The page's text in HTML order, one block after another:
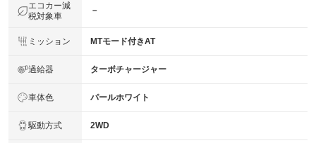
エコカー減
税対象車
－
ミッション MTモード付きAT
過給器 ターボチャージャー
車体色 パールホワイト
駆動方式 2WD